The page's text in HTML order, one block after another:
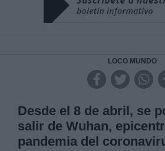
LOCO MUNDO
Desde el 8 de abril, se
salir de Wuhan,
pandemia del
Responsable:
Legitimación: